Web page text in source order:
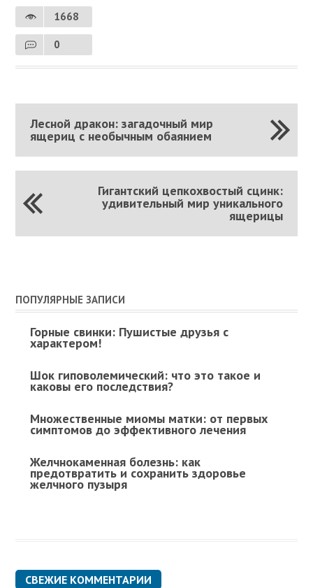
1668
0
Лесной дракон: загадочный мир
ящериц с необычным обаянием
Гигантский цепкохвостый сцинк:
удивительный мир уникального
ящерицы
ПОПУЛЯРНЫЕ ЗАПИСИ
Горные свинки: Пушистые друзья с
характером!
Шок гиповолемический: что это такое и
каковы его последствия?
Множественные миомы матки: от первых
симптомов до эффективного лечения
Желчнокаменная болезнь: как
предотвратить и сохранить здоровье
желчного пузыря
СВЕЖИЕ КОММЕНТАРИИ